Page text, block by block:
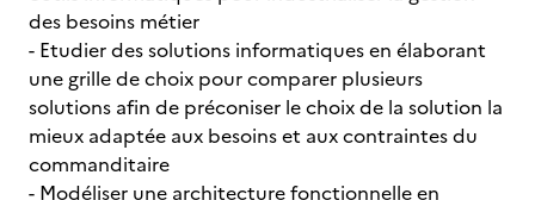
des besoins métier
- Etudier des solutions informatiques en élaborant
une grille de choix pour comparer plusieurs
solutions afin de préconiser le choix de la solution la
mieux adaptée aux besoins et aux contraintes du
commanditaire
- Modéliser une architecture fonctionnelle en